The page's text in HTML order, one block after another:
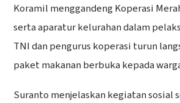
Koramil menggandeng Koperasi
serta aparatur kelurahan dalam
TNI dan pengurus koperasi turun
paket makanan berbuka kepada
Suranto menjelaskan kegiatan sosial